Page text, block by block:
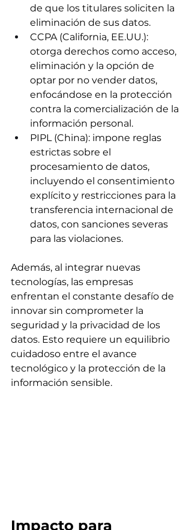
de que los titulares soliciten la
eliminación de sus datos.
CCPA (California, EE.UU.):
otorga derechos como acceso,
eliminación y la opción de
optar por no vender datos,
enfocándose en la protección
contra la comercialización de la
información personal.
PIPL (China): impone reglas
estrictas sobre el
procesamiento de datos,
incluyendo el consentimiento
explícito y restricciones para la
transferencia internacional de
datos, con sanciones severas
para las violaciones.
Además, al integrar nuevas
tecnologías, las empresas
enfrentan el constante desafío de
innovar sin comprometer la
seguridad y la privacidad de los
datos. Esto requiere un equilibrio
cuidadoso entre el avance
tecnológico y la protección de la
información sensible.
Impacto para